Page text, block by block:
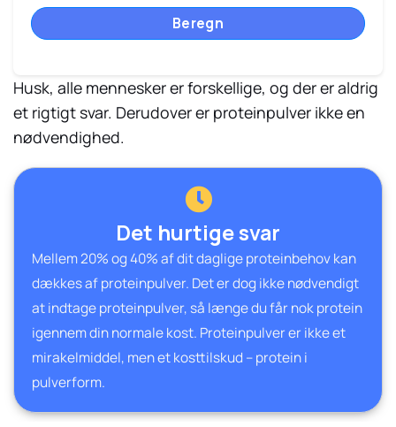
Beregn
Husk, alle mennesker er forskellige, og der er aldrig
et rigtigt svar. Derudover er proteinpulver ikke en
nødvendighed.
Det hurtige svar
Mellem 20% og 40% af dit daglige proteinbehov kan
dækkes af proteinpulver. Det er dog ikke nødvendigt
at indtage proteinpulver, så længe du får nok protein
igennem din normale kost. Proteinpulver er ikke et
mirakelmiddel, men et kosttilskud – protein i
pulverform.